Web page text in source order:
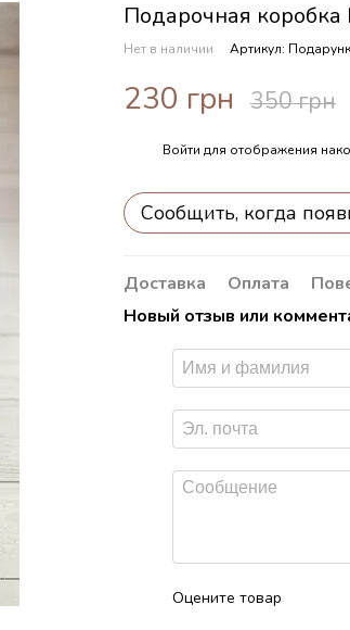
Подарочная
Нет в наличии Артикул:
230 грн 350 грн
Войти для отображения
Сообщить, когда
Доставка Оплата
Новый отзыв или
Оцените товар